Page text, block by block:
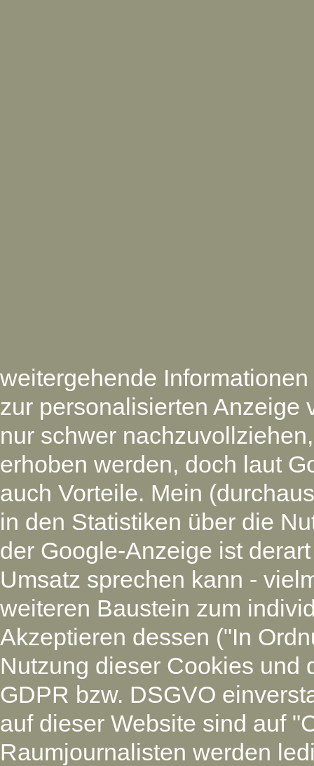
weitergehende
zur personalisierten Anzeige
nur schwer
erhoben werden, doch laut
auch Vorteile. Mein
in den Statistiken über die
der Google-Anzeige ist
Umsatz sprechen kann -
weiteren Baustein zum
Akzeptieren dessen ("In
Nutzung dieser Cookies und
GDPR bzw. DSGVO
auf dieser Website sind auf
Raumjournalisten werden